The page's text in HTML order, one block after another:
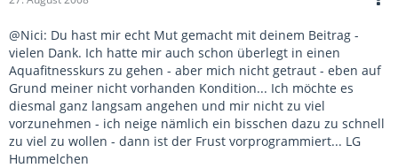
@Nici: Du hast mir echt Mut gemacht mit deinem Beitrag -
vielen Dank. Ich hatte mir auch schon überlegt in einen
Aquafitnesskurs zu gehen - aber mich nicht getraut - eben auf
Grund meiner nicht vorhanden Kondition... Ich möchte es
diesmal ganz langsam angehen und mir nicht zu viel
vorzunehmen - ich neige nämlich ein bisschen dazu zu schnell
zu viel zu wollen - dann ist der Frust vorprogrammiert... LG
Hummelchen